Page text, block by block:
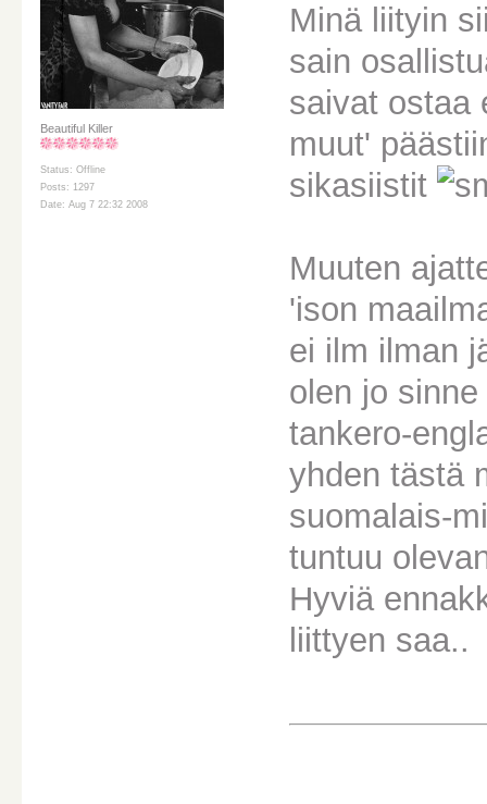
Beautiful Killer
Status: Offline
Posts: 1297
Date: Aug 7 22:32 2008
Minä liityin
sain
saivat ostaa
muut'
sikasiistit
Muuten
'ison
ei ilm ilman
olen jo
tankero-
yhden tästä
suomalais-
tuntuu
Hyviä
liittyen saa..